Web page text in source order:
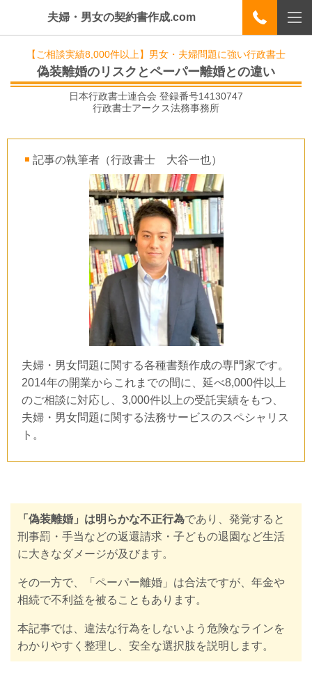
夫婦・男女の契約書作成.com
【ご相談実績8,000件以上】男女・夫婦問題に強い行政書士
偽装離婚のリスクとペーパー離婚との違い
日本行政書士連合会 登録番号14130747
行政書士アークス法務事務所
記事の執筆者（行政書士 大谷一也）
夫婦・男女問題に関する各種書類作成の専門家です。
2014年の開業からこれまでの間に、延べ8,000件以上
のご相談に対応し、3,000件以上の受託実績をもつ、
夫婦・男女問題に関する法務サービスのスペシャリス
ト。
「偽装離婚」は明らかな不正行為であり、発覚すると
刑事罰・手当などの返還請求・子どもの退園など生活
に大きなダメージが及びます。
その一方で、「ペーパー離婚」は合法ですが、年金や
相続で不利益を被ることもあります。
本記事では、違法な行為をしないよう危険なラインを
わかりやすく整理し、安全な選択肢を説明します。